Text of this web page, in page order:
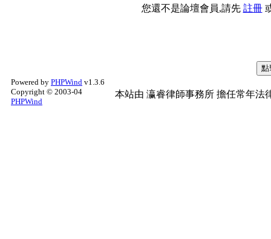
您還不是論壇會員,請先 註冊
Powered by PHPWind v1.3.6
Copyright © 2003-04
PHPWind
本站由 瀛睿律師事務所 擔任常年法